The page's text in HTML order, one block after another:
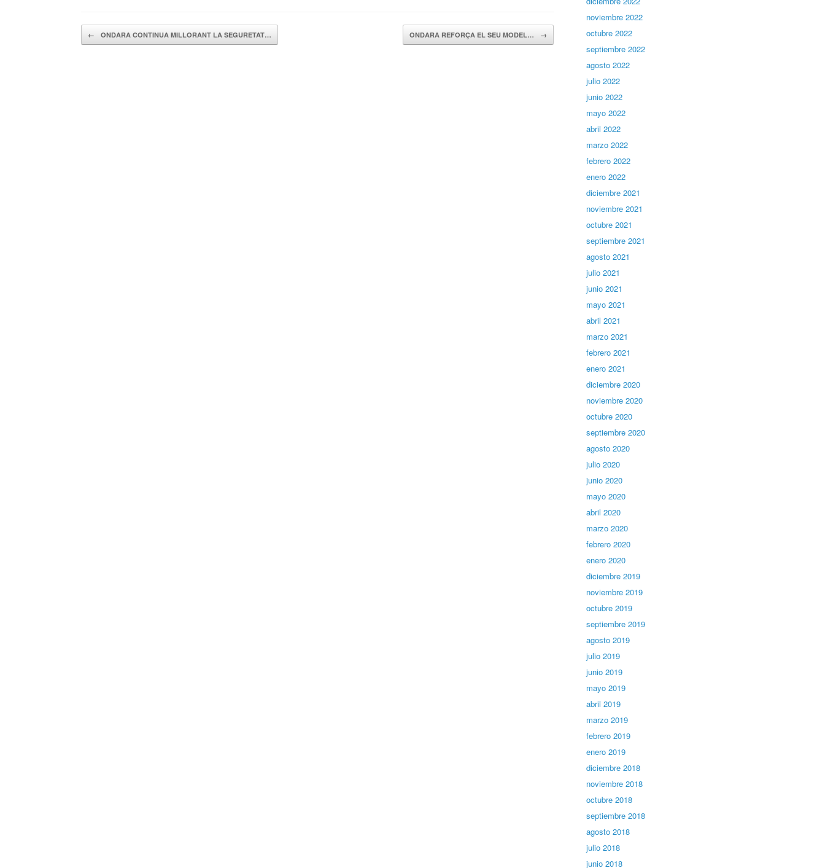
Navegador de artículos
← ONDARA CONTINUA MILLORANT LA SEGURETAT… ONDARA REFORÇA EL SEU MODEL… →
noviembre 2022
octubre 2022
septiembre 2022
agosto 2022
julio 2022
junio 2022
mayo 2022
abril 2022
marzo 2022
febrero 2022
enero 2022
diciembre 2021
noviembre 2021
octubre 2021
septiembre 2021
agosto 2021
julio 2021
junio 2021
mayo 2021
abril 2021
marzo 2021
febrero 2021
enero 2021
diciembre 2020
noviembre 2020
octubre 2020
septiembre 2020
agosto 2020
julio 2020
junio 2020
mayo 2020
abril 2020
marzo 2020
febrero 2020
enero 2020
diciembre 2019
noviembre 2019
octubre 2019
septiembre 2019
agosto 2019
julio 2019
junio 2019
mayo 2019
abril 2019
marzo 2019
febrero 2019
enero 2019
diciembre 2018
noviembre 2018
octubre 2018
septiembre 2018
agosto 2018
julio 2018
junio 2018